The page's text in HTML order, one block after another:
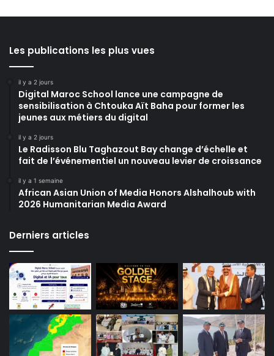
Les publications les plus vues
il y a 2 jours
Digital Maroc School lance une campagne de
sensibilisation à Chtouka Aït Baha pour former les
jeunes aux métiers du digital
il y a 2 jours
Le Radisson Blu Taghazout Bay change d’échelle et
fait de l’événementiel un nouveau levier de croissance
il y a 1 semaine
African Asian Union of Media Honors Alshalhoub with
2026 Humanitarian Media Award
Derniers articles